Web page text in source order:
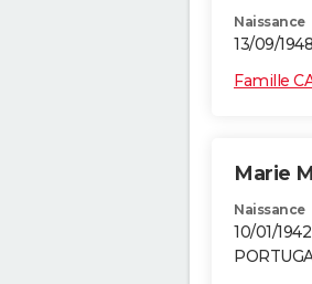
Naissance
13/09/
Famille
Marie
Naissance
10/01/